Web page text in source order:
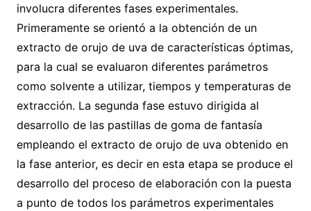
involucra diferentes fases experimentales.
Primeramente se orientó a la obtención de un
extracto de orujo de uva de características óptimas,
para la cual se evaluaron diferentes parámetros
como solvente a utilizar, tiempos y temperaturas de
extracción. La segunda fase estuvo dirigida al
desarrollo de las pastillas de goma de fantasía
empleando el extracto de orujo de uva obtenido en
la fase anterior, es decir en esta etapa se produce el
desarrollo del proceso de elaboración con la puesta
a punto de todos los parámetros experimentales